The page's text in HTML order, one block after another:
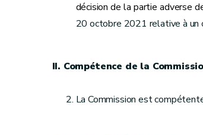
décision de la partie adverse
20 octobre 2021 relative à un
II. Compétence de la
La Commission est